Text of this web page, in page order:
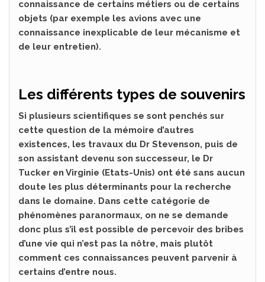
connaissance de certains métiers ou de certains
objets (par exemple les avions avec une
connaissance inexplicable de leur mécanisme et
de leur entretien).
Les différents types de souvenirs
Si plusieurs scientifiques se sont penchés sur
cette question de la mémoire d’autres
existences, les travaux du Dr Stevenson, puis de
son assistant devenu son successeur, le Dr
Tucker en Virginie (Etats-Unis) ont été sans aucun
doute les plus déterminants pour la recherche
dans le domaine. Dans cette catégorie de
phénomènes paranormaux, on ne se demande
donc plus s’il est possible de percevoir des bribes
d’une vie qui n’est pas la nôtre, mais plutôt
comment ces connaissances peuvent parvenir à
certains d’entre nous.